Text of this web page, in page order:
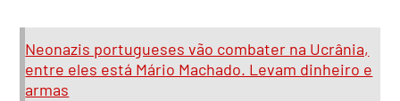
Neonazis portugueses vão combater na Ucrânia,
entre eles está Mário Machado. Levam dinheiro e
armas